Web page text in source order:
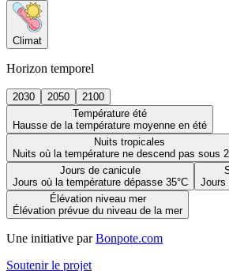
Climat
Horizon temporel
2030 2050
2100
Température été
Hausse de la température moyenne en été
Nuits tropicales
Nuits où la température ne descend pas sous
Jours de canicule
Jours où la température dépasse 35°C
Jours
Élévation niveau mer
Élévation prévue du niveau de la mer
Une initiative par Bonpote.com
Soutenir le projet